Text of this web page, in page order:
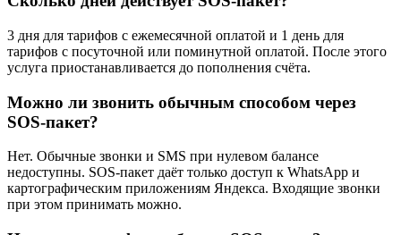
3 дня для тарифов с ежемесячной оплатой и 1 день для
тарифов с посуточной или поминутной оплатой. После этого
услуга приостанавливается до пополнения счёта.
Можно ли звонить обычным способом через
SOS-пакет?
Нет. Обычные звонки и SMS при нулевом балансе
недоступны. SOS-пакет даёт только доступ к WhatsApp и
картографическим приложениям Яндекса. Входящие звонки
при этом принимать можно.